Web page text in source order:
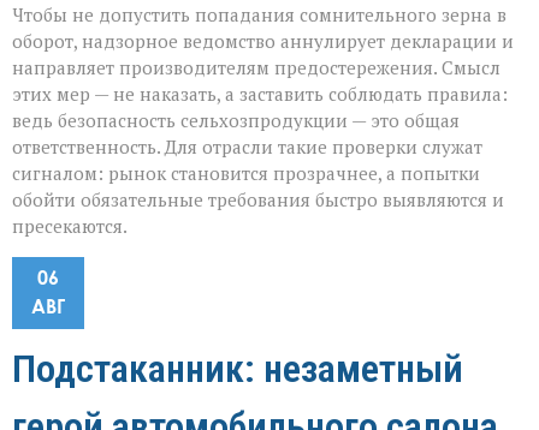
Чтобы не допустить попадания сомнительного зерна в
оборот, надзорное ведомство аннулирует декларации и
направляет производителям предостережения. Смысл
этих мер — не наказать, а заставить соблюдать правила:
ведь безопасность сельхозпродукции — это общая
ответственность. Для отрасли такие проверки служат
сигналом: рынок становится прозрачнее, а попытки
обойти обязательные требования быстро выявляются и
пресекаются.
06
АВГ
Подстаканник: незаметный